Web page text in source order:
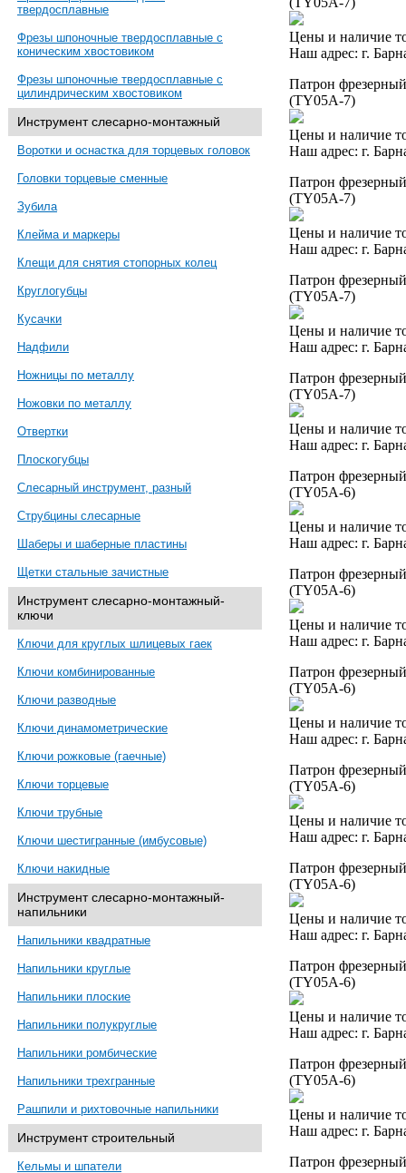
твердосплавные
Фрезы шпоночные твердосплавные с
коническим хвостовиком
Фрезы шпоночные твердосплавные с
цилиндрическим хвостовиком
Инструмент слесарно-монтажный
Воротки и оснастка для торцевых головок
Головки торцевые сменные
Зубила
Клейма и маркеры
Клещи для снятия стопорных колец
Круглогубцы
Кусачки
Надфили
Ножницы по металлу
Ножовки по металлу
Отвертки
Плоскогубцы
Слесарный инструмент, разный
Струбцины слесарные
Шаберы и шаберные пластины
Щетки стальные зачистные
Инструмент слесарно-монтажный-
ключи
Ключи для круглых шлицевых гаек
Ключи комбинированные
Ключи разводные
Ключи динамометрические
Ключи рожковые (гаечные)
Ключи торцевые
Ключи трубные
Ключи шестигранные (имбусовые)
Ключи накидные
Инструмент слесарно-монтажный-
напильники
Напильники квадратные
Напильники круглые
Напильники плоские
Напильники полукруглые
Напильники ромбические
Напильники трехгранные
Рашпили и рихтовочные напильники
Инструмент строительный
Кельмы и шпатели
Цены и наличие
Наш адрес: г.
Патрон
(TY05A-7)
Цены и наличие
Наш адрес: г.
Патрон
(TY05A-7)
Цены и наличие
Наш адрес: г.
Патрон
(TY05A-7)
Цены и наличие
Наш адрес: г.
Патрон
(TY05A-7)
Цены и наличие
Наш адрес: г.
Патрон
(TY05A-6)
Цены и наличие
Наш адрес: г.
Патрон
(TY05A-6)
Цены и наличие
Наш адрес: г.
Патрон
(TY05A-6)
Цены и наличие
Наш адрес: г.
Патрон
(TY05A-6)
Цены и наличие
Наш адрес: г.
Патрон
(TY05A-6)
Цены и наличие
Наш адрес: г.
Патрон
(TY05A-6)
Цены и наличие
Наш адрес: г.
Патрон
(TY05A-6)
Цены и наличие
Наш адрес: г.
Патрон